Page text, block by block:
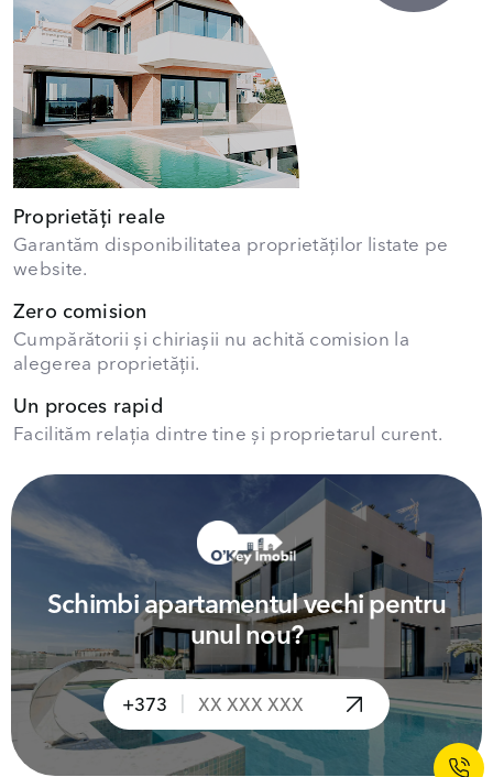
Proprietăți reale
Garantăm disponibilitatea proprietăților listate pe
website.
Zero comision
Cumpărătorii și chiriașii nu achită comision la
alegerea proprietății.
Un proces rapid
Facilităm relația dintre tine și proprietarul curent.
Schimbi apartamentul vechi pentru
unul nou?
+373